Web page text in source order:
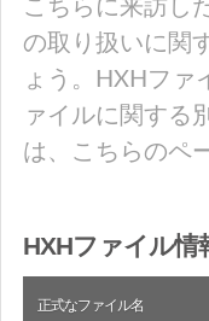
こちらに来訪し
の取り扱いに関
ょう。HXHファ
ァイルに関する
は、こちらのペ
HXHファイル情
正式なファイル名